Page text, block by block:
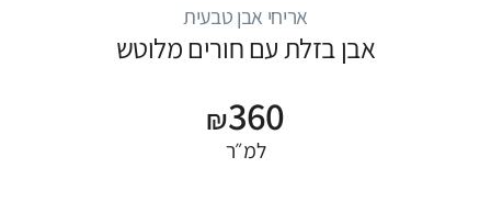
אריחי אבן טבעית
אבן בזלת עם חורים מלוטש
₪360
למ״ר